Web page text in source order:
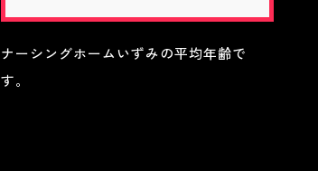
ナーシングホームいずみの平均年齢で
す。